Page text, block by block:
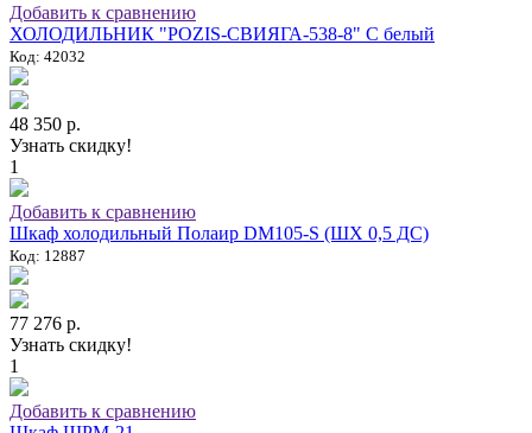
Добавить к сравнению
ХОЛОДИЛЬНИК "POZIS-СВИЯГА-538-8" C белый
Код: 42032
48 350 р.
Узнать скидку!
1
Добавить к сравнению
Шкаф холодильный Полаир DM105-S (ШХ 0,5 ДС)
Код: 12887
77 276 р.
Узнать скидку!
1
Добавить к сравнению